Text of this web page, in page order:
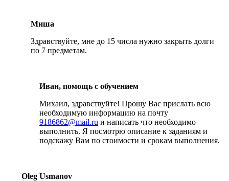
Миша
Здравствуйте, мне до 15 числа нужно закрыть долги
по 7 предметам.
Иван, помощь с обучением
Михаил, здравствуйте! Прошу Вас прислать всю
необходимую информацию на почту
9186862@mail.ru и написать что необходимо
выполнить. Я посмотрю описание к заданиям и
подскажу Вам по стоимости и срокам выполнения.
Oleg Usmanov